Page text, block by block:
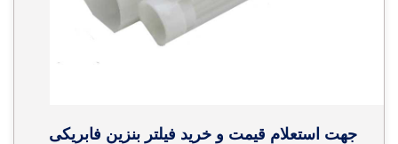
جهت استعلام قیمت و خرید فیلتر بنزین فابریکی